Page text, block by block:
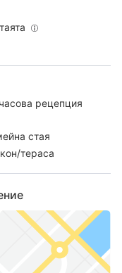
рецепция
стая
тераса